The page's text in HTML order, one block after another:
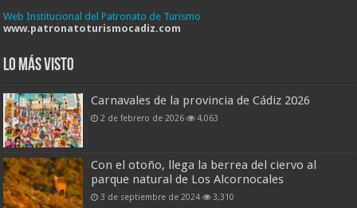
Web Institucional del Patronato de Turismo
www.patronatoturismocadiz.com
Lo más visto
Carnavales de la provincia de Cádiz 2026
2 de febrero de 2026 4,063
Con el otoño, llega la berrea del ciervo al
parque natural de Los Alcornocales
3 de septiembre de 2024 3,310